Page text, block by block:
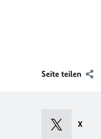
Seite teilen
X